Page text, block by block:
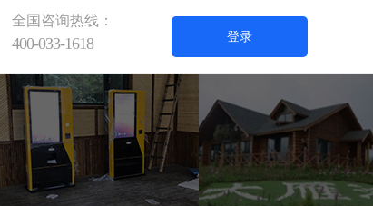
全国咨询热线：
400-033-1618 登录